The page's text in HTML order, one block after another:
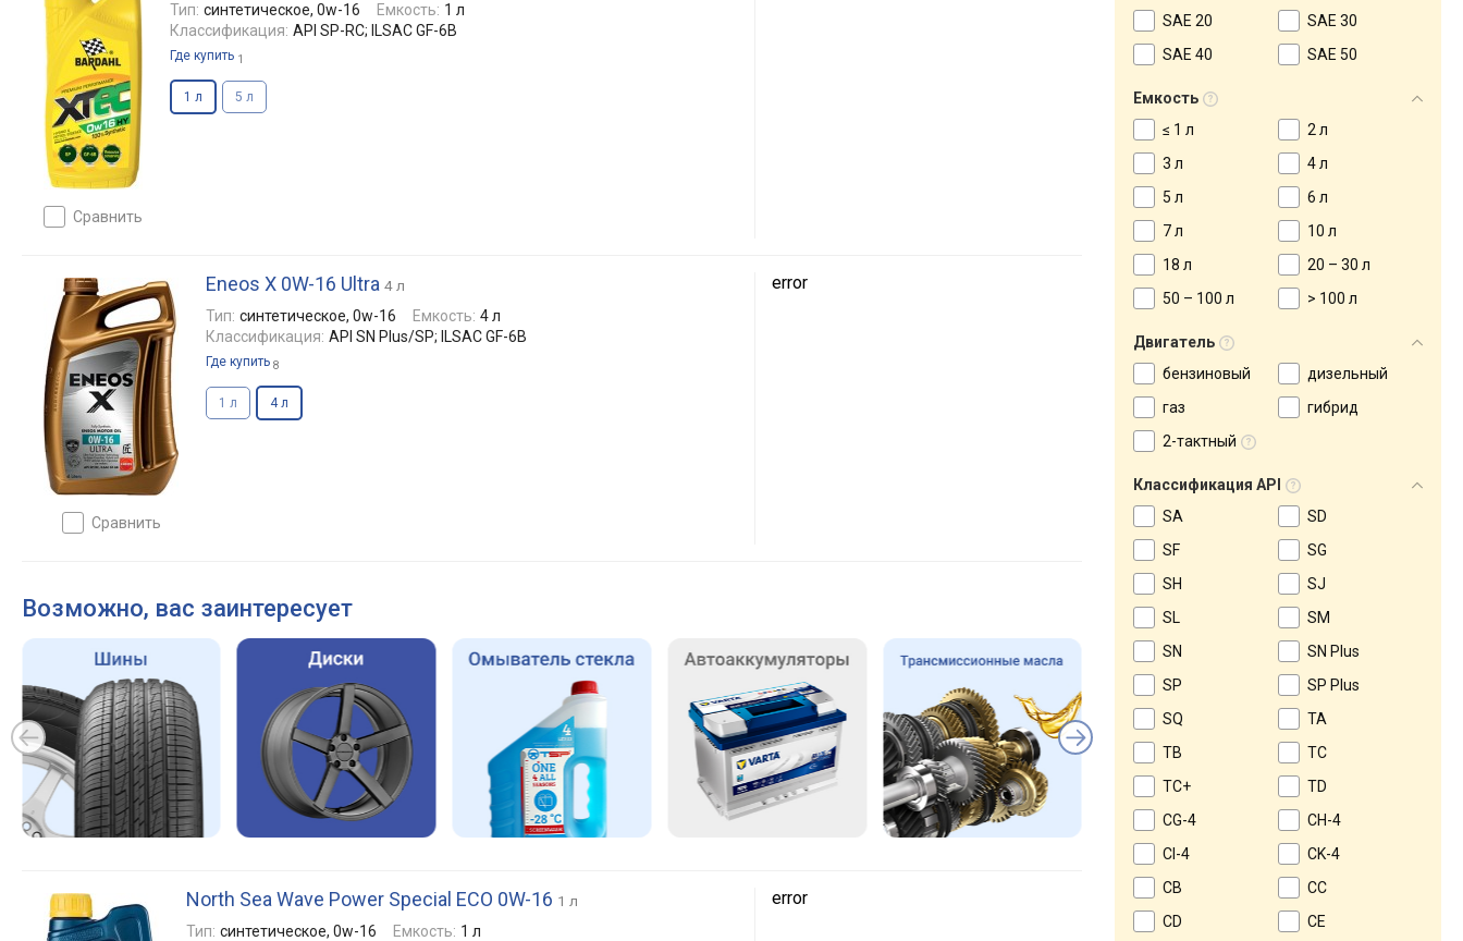
сравнить
Тип: синтетическое, 0w-16 Емкость: 1 л
Классификация: API SР-RC; ILSAC GF-6B
Где купить 1
1 л 5 л
сравнить
Eneos X 0W-16 Ultra 4 л
Тип: синтетическое, 0w-16 Емкость: 4 л
Классификация: API SN Plus/SP; ILSAC GF-6B
Где купить 8
1 л 4 л
error
Возможно, вас заинтересует
North Sea Wave Power Special ECO 0W-16 1 л
Тип: синтетическое, 0w-16 Емкость: 1 л
error
SAE 20
SAE 30
SAE 40
SAE 50
Емкость
≤ 1 л
2 л
3 л
4 л
5 л
6 л
7 л
10 л
18 л
20 – 30 л
50 – 100 л
> 100 л
Двигатель
бензиновый
дизельный
газ
гибрид
2-тактный
Классификация API
SA
SD
SF
SG
SH
SJ
SL
SM
SN
SN Plus
SP
SP Plus
SQ
TA
TB
TC
TC+
TD
CG-4
CH-4
CI-4
CK-4
CB
CC
CD
CE